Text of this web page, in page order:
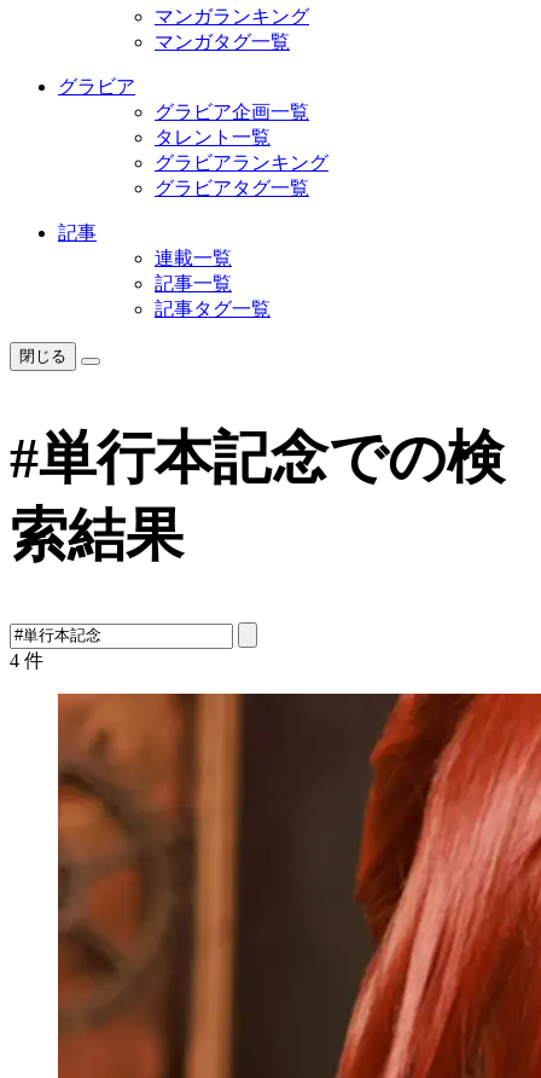
マンガランキング
マンガタグ一覧
グラビア
グラビア企画一覧
タレント一覧
グラビアランキング
グラビアタグ一覧
記事
連載一覧
記事一覧
記事タグ一覧
閉じる
#単行本記念での検
索結果
4 件